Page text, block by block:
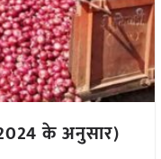
के अनुसार)